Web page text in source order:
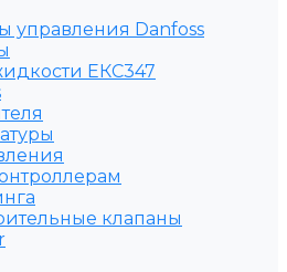
управления Danfoss
ЕКС347
клапаны